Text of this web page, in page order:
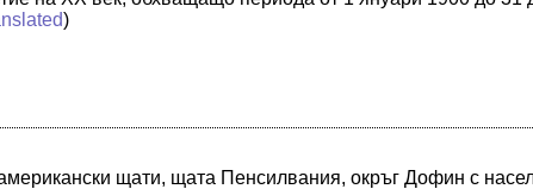
)
щати, щата Пенсилвания, окръг Дофин с